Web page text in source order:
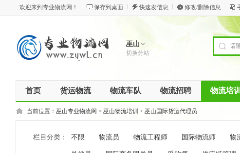
欢迎来到专业物流网！ 保存到桌面 快速发信息 修改/删除信息
巫山
切换分站
首页 货运物流 物流车队 物流招聘 物流培训
当前位置： 巫山专业物流网 > 巫山物流培训 > 巫山国际货运代理员
栏目分类： 不限 物流员 物流工程师 国际物流师 物